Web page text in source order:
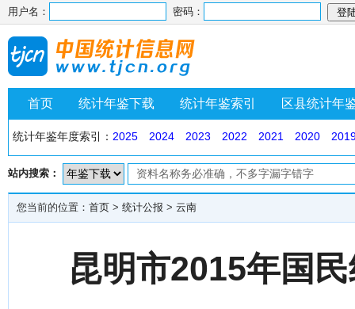
用户名： 密码：
首页 统计年鉴下载 统计年鉴索引 区县统计年
统计年鉴年度索引： 2025 2024 2023 2022 2021 2020
站内搜索：
您当前的位置： 首页 > 统计公报 > 云南
昆明市2015年国